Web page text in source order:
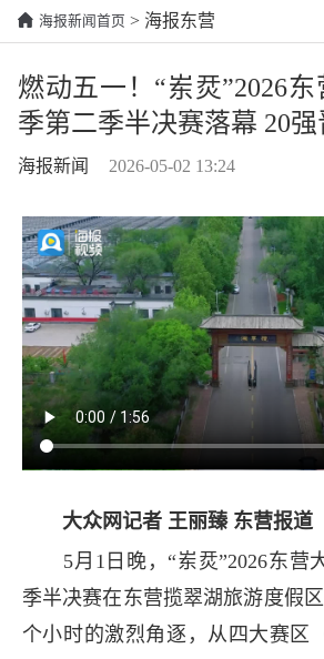
海报新闻首页 > 海报东营
燃动五一！“岽烎”2026
季第二季半决赛落幕 20
海报新闻 2026-05-02 13:24
大众网记者 王丽臻 东营报道
5月1日晚，“岽烎”2026东营
季半决赛在东营揽翠湖旅游度假
个小时的激烈角逐，从四大赛区